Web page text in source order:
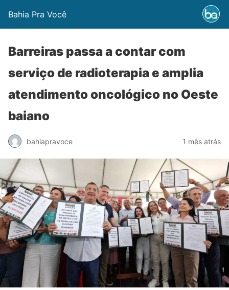
Bahia Pra Você
Barreiras passa a contar com
serviço de radioterapia e amplia
atendimento oncológico no Oeste
baiano
bahiapravoce 1 mês atrás